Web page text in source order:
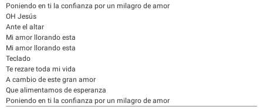
Poniendo en ti la confianza por un milagro de amor
OH Jesús
Ante el altar
Mi amor llorando esta
Mi amor llorando esta
Teclado
Te rezare toda mi vida
A cambio de este gran amor
Que alimentamos de esperanza
Poniendo en ti la confianza por un milagro de amor